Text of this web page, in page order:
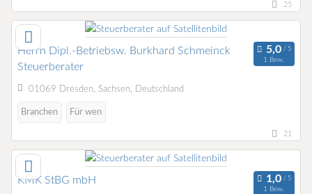
25
Herrn Dipl.-Betriebsw. Burkhard Schmeinck
Steuerberater
1 Bew.
01069 Dresden, Sachsen, Deutschland
Branchen Für wen
21
KMK StBG mbH
1 Bew.